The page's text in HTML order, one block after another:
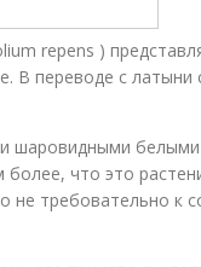
repens )
В переводе с латыни
шаровидными
более, что это
не требовательно к